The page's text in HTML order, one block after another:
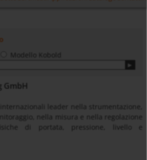
Modello Kobold
GmbH
leader nella strumentazione,
nella misura e nella regolazione
di portata, pressione, livello e